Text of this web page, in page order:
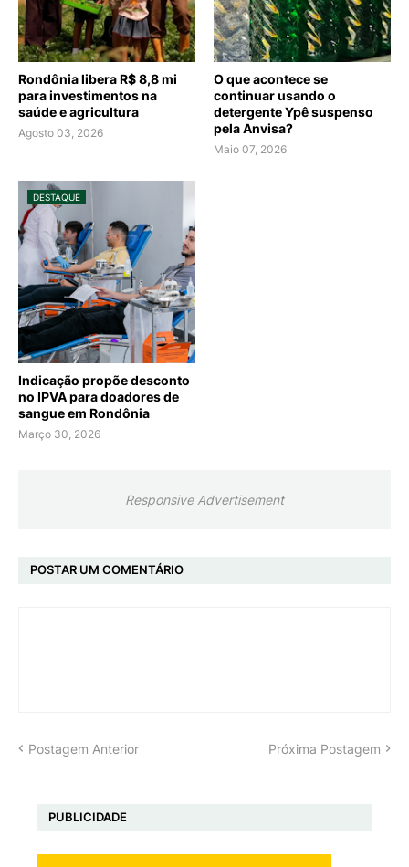
Rondônia libera R$ 8,8 mi
para investimentos na
saúde e agricultura
Agosto 03, 2026
O que acontece se
continuar usando o
detergente Ypê suspenso
pela Anvisa?
Maio 07, 2026
DESTAQUE
Indicação propõe desconto
no IPVA para doadores de
sangue em Rondônia
Março 30, 2026
Responsive Advertisement
POSTAR UM COMENTÁRIO
Postagem Anterior Próxima Postagem
PUBLICIDADE